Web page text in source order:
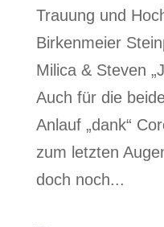
Trauung und
Birkenmeier
Milica & Steven
Auch für die
Anlauf „dank“
zum letzten
doch noch...